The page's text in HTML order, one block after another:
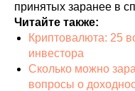
принятых заранее в
Читайте также:
Криптовалюта: 25
инвестора
Сколько можно
вопросы о